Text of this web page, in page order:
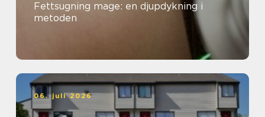
Fettsugning mage: en djupdykning i
metoden
06. juli 2026